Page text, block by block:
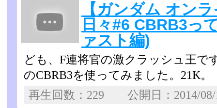
【ガンダム オン
日々#6 CBRB3っ
ァスト編)
ども、F連将官の激クラッシュ王で
のCBRB3を使ってみ­ました。21K。
再生回数：229 公開日：